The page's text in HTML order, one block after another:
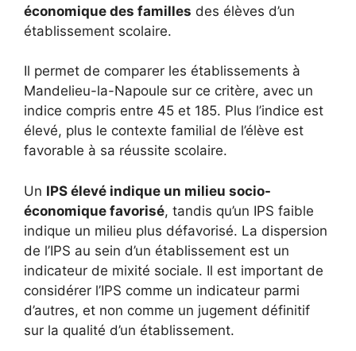
économique des familles des élèves d’un
établissement scolaire.
Il permet de comparer les établissements à
Mandelieu-la-Napoule sur ce critère, avec un
indice compris entre 45 et 185. Plus l’indice est
élevé, plus le contexte familial de l’élève est
favorable à sa réussite scolaire.
Un IPS élevé indique un milieu socio-
économique favorisé, tandis qu’un IPS faible
indique un milieu plus défavorisé. La dispersion
de l’IPS au sein d’un établissement est un
indicateur de mixité sociale. Il est important de
considérer l’IPS comme un indicateur parmi
d’autres, et non comme un jugement définitif
sur la qualité d’un établissement.